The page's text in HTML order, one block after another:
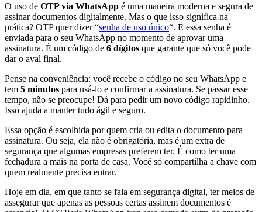
O uso de OTP via WhatsApp é uma maneira moderna e segura de
assinar documentos digitalmente. Mas o que isso significa na
prática? OTP quer dizer “senha de uso único“. E essa senha é
enviada para o seu WhatsApp no momento de aprovar uma
assinatura. É um código de 6 dígitos que garante que só você pode
dar o aval final.
Pense na conveniência: você recebe o código no seu WhatsApp e
tem 5 minutos para usá-lo e confirmar a assinatura. Se passar esse
tempo, não se preocupe! Dá para pedir um novo código rapidinho.
Isso ajuda a manter tudo ágil e seguro.
Essa opção é escolhida por quem cria ou edita o documento para
assinatura. Ou seja, ela não é obrigatória, mas é um extra de
segurança que algumas empresas preferem ter. É como ter uma
fechadura a mais na porta de casa. Você só compartilha a chave com
quem realmente precisa entrar.
Hoje em dia, em que tanto se fala em segurança digital, ter meios de
assegurar que apenas as pessoas certas assinem documentos é